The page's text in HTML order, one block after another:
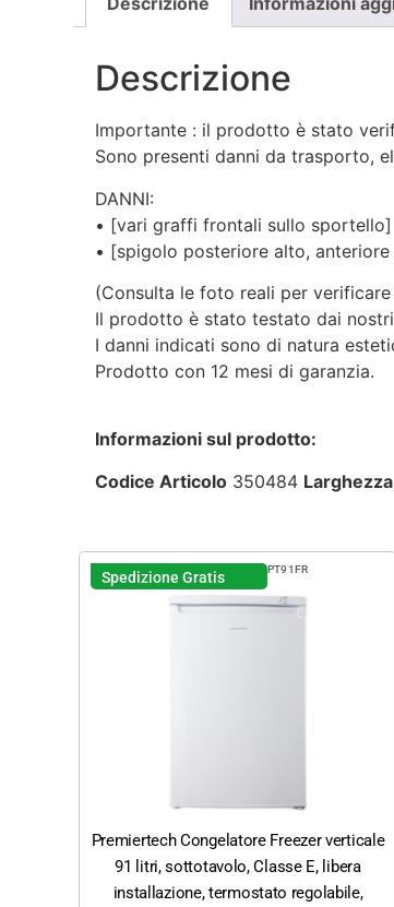
Descrizione
Importante : il prodotto è stato
Sono presenti danni da trasporto,
DANNI:
• [vari graffi frontali sullo sportello]
• [spigolo posteriore alto,
(Consulta le foto reali per
Il prodotto è stato testato dai
I danni indicati sono di natura
Prodotto con 12 mesi di garanzia.
Informazioni sul prodotto:
Codice Articolo 350484
Spedizione Gratis PT91FR
Premiertech Congelatore Freezer verticale
91 litri, sottotavolo, Classe E, libera
installazione, termostato regolabile,